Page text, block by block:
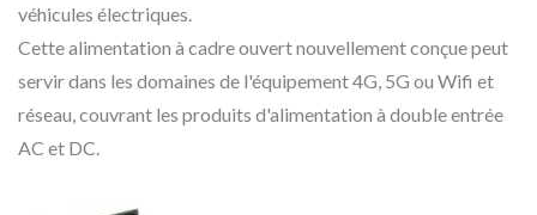
véhicules électriques.
Cette alimentation à cadre ouvert nouvellement conçue peut
servir dans les domaines de l'équipement 4G, 5G ou Wifi et
réseau, couvrant les produits d'alimentation à double entrée
AC et DC.